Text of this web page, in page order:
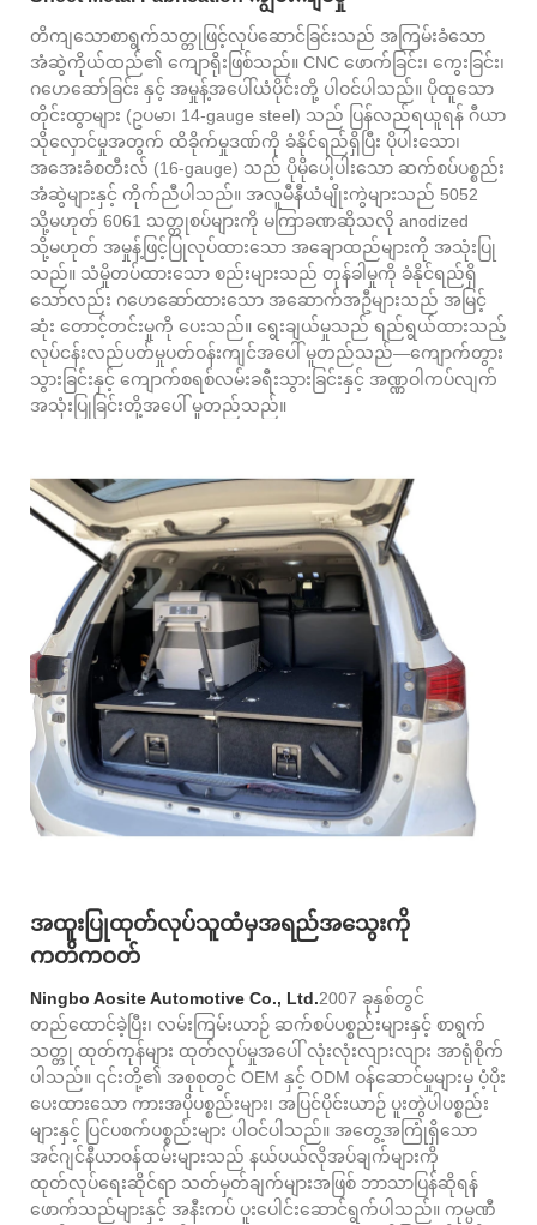
တိကျသောစာရွက်သတ္တုဖြင့်လုပ်ဆောင်ခြင်းသည် အကြမ်းခံသော
အံဆွဲကိုယ်ထည်၏ ကျောရိုးဖြစ်သည်။ CNC ဖောက်ခြင်း၊ ကွေးခြင်း၊
ဂဟေဆော်ခြင်း နှင့် အမှုန့်အပေါ်ယံပိုင်းတို့ ပါဝင်ပါသည်။ ပိုထူသော
တိုင်းထွာများ (ဥပမာ၊ 14-gauge steel) သည် ပြန်လည်ရယူရန် ဂီယာ
သိုလှောင်မှုအတွက် ထိခိုက်မှုဒဏ်ကို ခံနိုင်ရည်ရှိပြီး ပိုပါးသော၊
အအေးခံစတီးလ် (16-gauge) သည် ပိုမိုပေါ့ပါးသော ဆက်စပ်ပစ္စည်း
အံဆွဲများနှင့် ကိုက်ညီပါသည်။ အလူမီနီယံမျိုးကွဲများသည် 5052
သို့မဟုတ် 6061 သတ္တုစပ်များကို မကြာခဏဆိုသလို anodized
သို့မဟုတ် အမှုန့်ဖြင့်ပြုလုပ်ထားသော အချောထည်များကို အသုံးပြု
သည်။ သံမှိုတပ်ထားသော စည်းများသည် တုန်ခါမှုကို ခံနိုင်ရည်ရှိ
သော်လည်း ဂဟေဆော်ထားသော အဆောက်အဦများသည် အမြင့်
ဆုံး တောင့်တင်းမှုကို ပေးသည်။ ရွေးချယ်မှုသည် ရည်ရွယ်ထားသည့်
လုပ်ငန်းလည်ပတ်မှုပတ်ဝန်းကျင်အပေါ် မူတည်သည်—ကျောက်တွား
သွားခြင်းနှင့် ကျောက်စရစ်လမ်းခရီးသွားခြင်းနှင့် အဏ္ဏဝါကပ်လျက်
အသုံးပြုခြင်းတို့အပေါ် မူတည်သည်။
အထူးပြုထုတ်လုပ်သူထံမှအရည်အသွေးကို
ကတိကဝတ်
Ningbo Aosite Automotive Co., Ltd.2007 ခုနှစ်တွင်
တည်ထောင်ခဲ့ပြီး၊ လမ်းကြမ်းယာဉ် ဆက်စပ်ပစ္စည်းများနှင့် စာရွက်
သတ္တု ထုတ်ကုန်များ ထုတ်လုပ်မှုအပေါ် လုံးလုံးလျားလျား အာရုံစိုက်
ပါသည်။ ၎င်းတို့၏ အစုစုတွင် OEM နှင့် ODM ဝန်ဆောင်မှုများမှ ပံ့ပိုး
ပေးထားသော ကားအပိုပစ္စည်းများ၊ အပြင်ပိုင်းယာဉ် ပူးတွဲပါပစ္စည်း
များနှင့် ပြင်ပစက်ပစ္စည်းများ ပါဝင်ပါသည်။ အတွေ့အကြုံရှိသော
အင်ဂျင်နီယာဝန်ထမ်းများသည် နယ်ပယ်လိုအပ်ချက်များကို
ထုတ်လုပ်ရေးဆိုင်ရာ သတ်မှတ်ချက်များအဖြစ် ဘာသာပြန်ဆိုရန်
ဖောက်သည်များနှင့် အနီးကပ် ပူးပေါင်းဆောင်ရွက်ပါသည်။ ကုမ္ပဏီ